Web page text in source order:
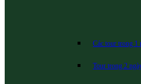
Các tour trong 1
Tour trong 2